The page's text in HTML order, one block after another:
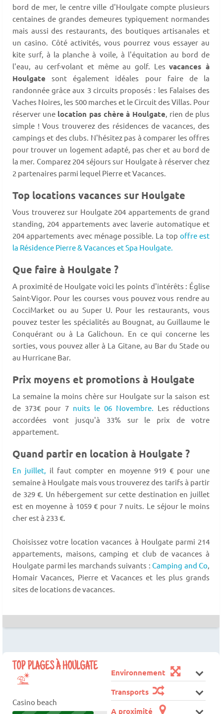
bord de mer, le centre ville d'Houlgate compte plusieurs
centaines de grandes demeures typiquement normandes
mais aussi des restaurants, des boutiques artisanales et
un casino. Côté activités, vous pourrez vous essayer au
kite surf, à la planche à voile, à l'équitation au bord de
l'eau, au cerf-volant et même au golf. Lesvacances à
Houlgate sont également idéales pour faire de la
randonnée grâce aux 3 circuits proposés : les Falaises des
Vaches Noires, les 500 marches et le Circuit des Villas. Pour
réserver une location pas chère à Houlgate , rien de plus
simple ! Vous trouverez des résidences de vacances, des
campings et des clubs. N'hésitez pas à comparer les offres
pour trouver un logement adapté, pas cher et au bord de
la mer. Comparez 204 séjours sur Houlgate à réserver chez
2 partenaires parmi lequel Pierre et Vacances.
Top locations vacances sur Houlgate
Vous trouverez sur Houlgate 204 appartements de grand
standing, 204 appartements avec laverie automatique et
204 appartements avec ménage possible. La top offre est
la Résidence Pierre & Vacances et Spa Houlgate.
Que faire à Houlgate ?
A proximité de Houlgate voici les points d'intérêts : Église
Saint-Vigor. Pour les courses vous pouvez vous rendre au
CocciMarket ou au Super U. Pour les restaurants, vous
pouvez tester les spécialités au Bougnat, au Guillaume le
Conquérant ou à La Galichoun. En ce qui concerne les
sorties, vous pouvez aller à La Gitane, au Bar du Stade ou
au Hurricane Bar.
Prix moyens et promotions à Houlgate
La semaine la moins chère sur Houlgate sur la saison est
de 373€ pour 7 nuits le 06 Novembre.
Les réductions
accordées vont jusqu'à 33% sur le prix de votre
appartement.
Quand partir en location à Houlgate ?
En juillet,
il faut compter en moyenne 919 € pour une
semaine à Houlgate mais vous trouverez des tarifs à partir
de 329 €. Un hébergement sur cette destination en juillet
est en moyenne à 1059 € pour 7 nuits. Le séjour le moins
cher est à 233 €.
Choisissez votre location vacances à Houlgate parmi 214
appartements, maisons, camping et club de vacances à
Houlgate parmi les marchands suivants : Camping and Co
Homair Vacances, Pierre et Vacances et les plus grands
sites de locations de vacances.
TOP PLAGES À HOULGATE
Casino beach
Environnement
Transports
A proximité